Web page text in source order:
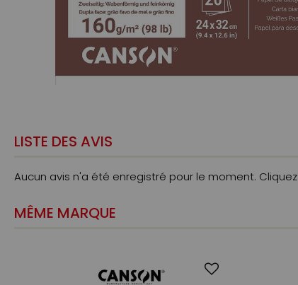
LISTE DES AVIS
Aucun avis n'a été enregistré pour le moment.
MÊME MARQUE